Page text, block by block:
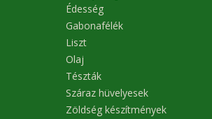
Édesség
Gabonafélék
Liszt
Olaj
Tészták
Száraz hüvelyesek
Zöldség készítmények